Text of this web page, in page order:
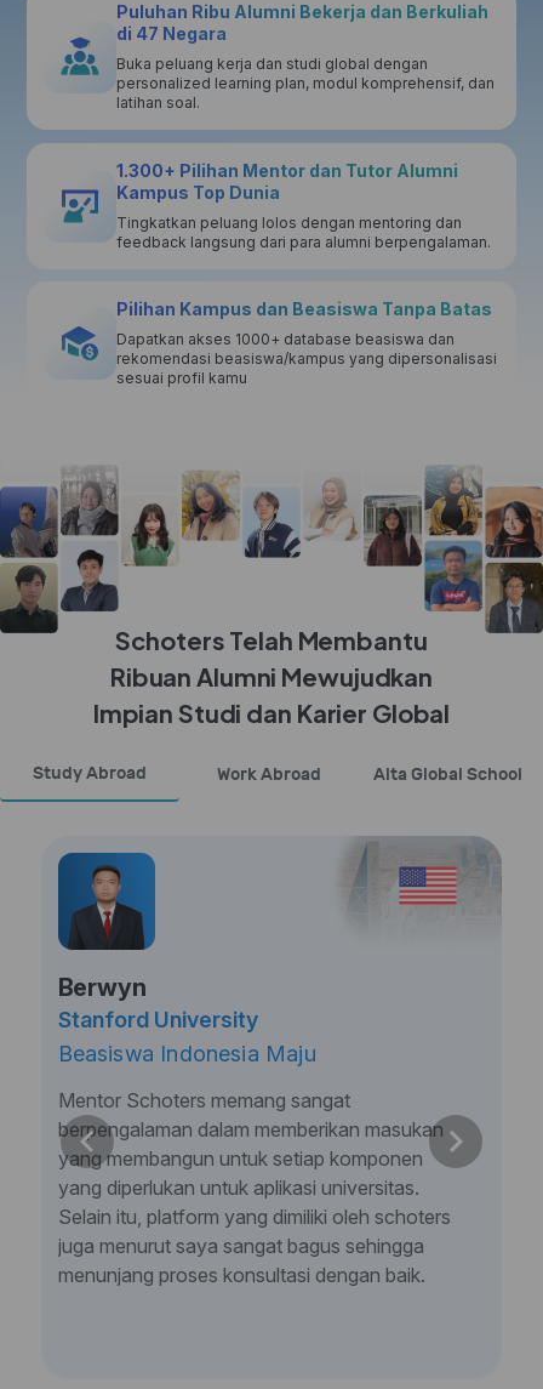
Puluhan Ribu Alumni Bekerja dan Berkuliah
di 47 Negara
Buka peluang kerja dan studi global dengan
personalized learning plan, modul komprehensif, dan
latihan soal.
1.300+ Pilihan Mentor dan Tutor Alumni
Kampus Top Dunia
Tingkatkan peluang lolos dengan mentoring dan
feedback langsung dari para alumni berpengalaman.
Pilihan Kampus dan Beasiswa Tanpa Batas
Dapatkan akses 1000+ database beasiswa dan
rekomendasi beasiswa/kampus yang dipersonalisasi
sesuai profil kamu
Schoters Telah Membantu
Ribuan Alumni Mewujudkan
Impian Studi dan Karier Global
Study Abroad Work Abroad Alta Global School
Berwyn
Stanford University
Beasiswa Indonesia Maju
Mentor Schoters memang sangat
berpengalaman dalam memberikan masukan
yang membangun untuk setiap komponen
yang diperlukan untuk aplikasi universitas.
Selain itu, platform yang dimiliki oleh schoters
juga menurut saya sangat bagus sehingga
menunjang proses konsultasi dengan baik.